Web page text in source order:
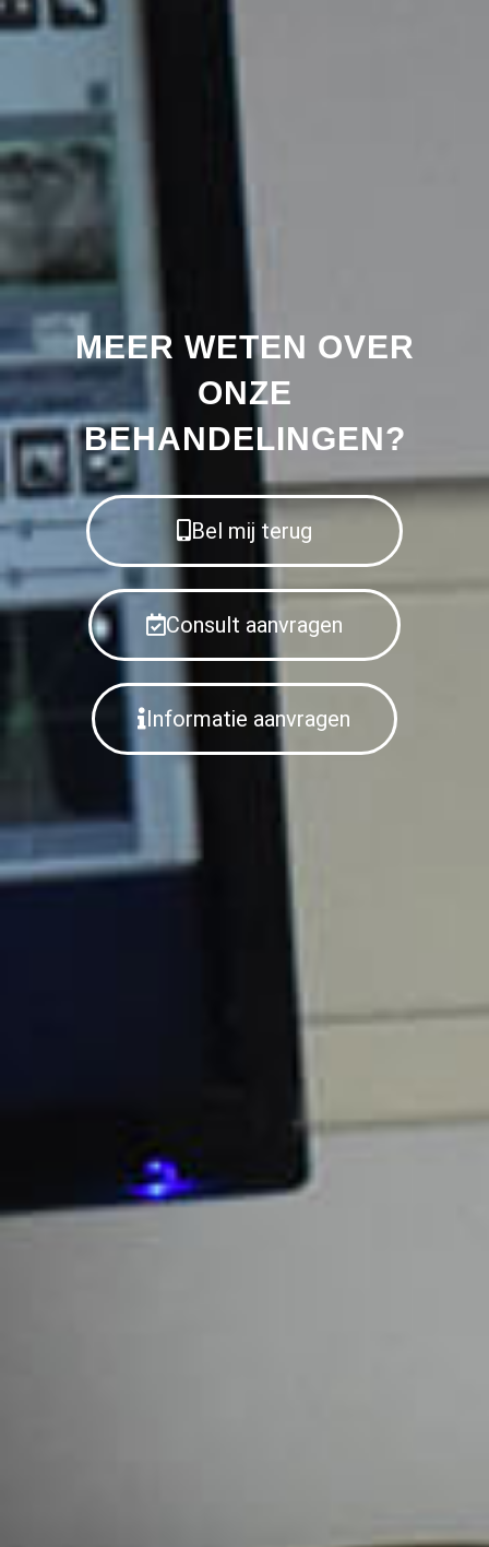
MEER WETEN OVER
ONZE
BEHANDELINGEN?
Bel mij terug
Consult aanvragen
Informatie aanvragen